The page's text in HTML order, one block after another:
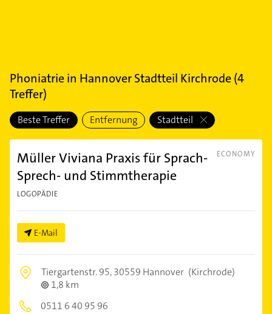
Phoniatriein Hannover Stadtteil Kirchrode(4
Treffer)
Beste Treffer Entfernung Stadtteil
ECONOMY
Müller Viviana Praxis für Sprach-
Sprech- und Stimmtherapie
LOGOPÄDIE
E-Mail
Tiergartenstr. 95,30559 Hannover (Kirchrode)
1,8 km
0511 6 40 95 96